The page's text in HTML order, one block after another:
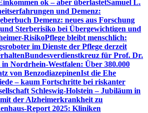
ok – aber überlastetSamuel L.
und Demenz:
Demenz: neues aus Forschung
Sterberisiko bei Übergewichtigen und
RisikoPflege bleibt menschlich:
im Dienste der Pflege derzeit
Bundesverdienstkreuz für Prof. Dr.
in Nordrhein-Westfalen: Über 380.000
von BenzodiazepinenIst die Ehe
– kaum Fortschritte bei riskanter
Schleswig-Holstein – Jubiläum in
der Alzheimerkrankheit zu
Report 2025: Kliniken